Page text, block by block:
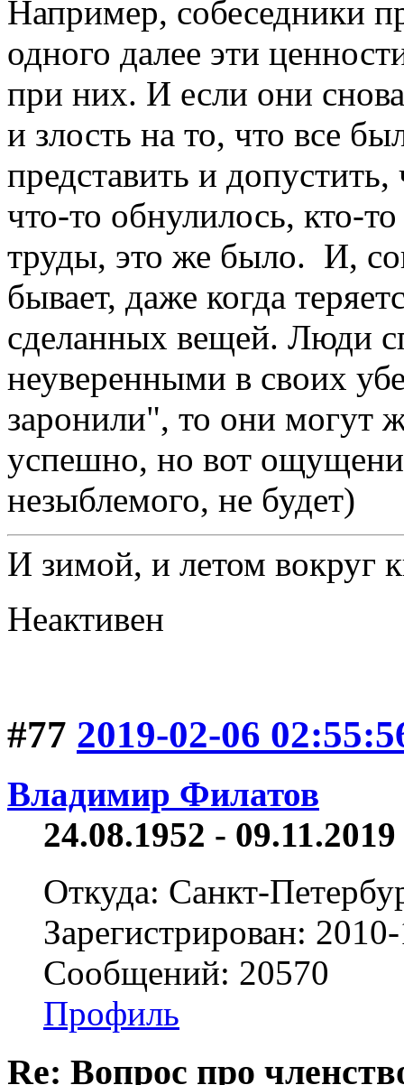
Например, собеседники
одного далее эти
при них. И если они
и злость на то, что все
представить и
что-то обнулилось, кто-
труды, это же было. И,
бывает, даже когда
сделанных вещей. Люди
неуверенными в своих
заронили", то они могут
успешно, но вот
незыблемого, не будет)
И зимой, и летом вокруг
Неактивен
#77 2019-02-06
Владимир Филатов
24.08.1952 -
Откуда: Санкт-
Зарегистрирован:
Сообщений: 20570
Профиль
Re: Вопрос про